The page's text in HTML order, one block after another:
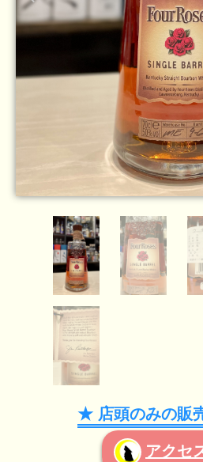
★ 店頭のみの販
アクセ